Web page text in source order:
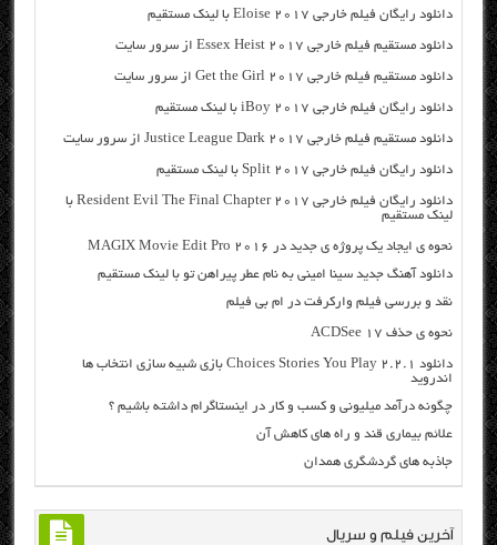
دانلود رایگان فیلم خارجی Eloise 2017 با لینک مستقیم
دانلود مستقیم فیلم خارجی Essex Heist 2017 از سرور سایت
دانلود مستقیم فیلم خارجی Get the Girl 2017 از سرور سایت
دانلود رایگان فیلم خارجی iBoy 2017 با لینک مستقیم
دانلود مستقیم فیلم خارجی Justice League Dark 2017 از سرور سایت
دانلود رایگان فیلم خارجی Split 2017 با لینک مستقیم
دانلود رایگان فیلم خارجی Resident Evil The Final Chapter 2017 با
لینک مستقیم
نحوه ی ایجاد یک پروژه ی جدید در MAGIX Movie Edit Pro 2016
دانلود آهنگ جدید سینا امینی به نام عطر پیراهن تو با لینک مستقیم
نقد و بررسی فیلم وارکرفت در ام بی فیلم
نحوه ی حذف ACDSee 17
دانلود Choices Stories You Play 2.2.1 بازی شبیه سازی انتخاب ها
اندروید
چگونه درآمد میلیونی و کسب و کار در اینستاگرام داشته باشیم ؟
علائم بیماری قند و راه های کاهش آن
جاذبه های گردشگری همدان
آخرین فیلم و سریال